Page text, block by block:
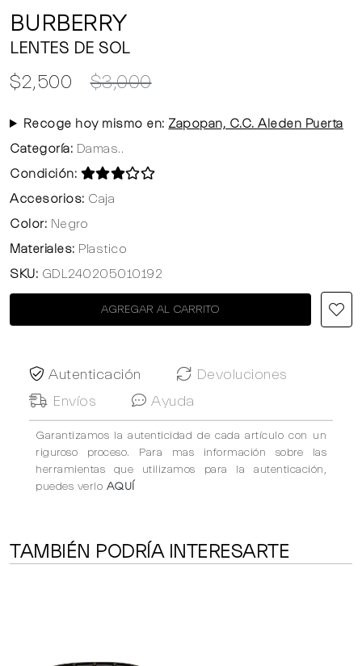
BURBERRY
LENTES DE SOL
$2,500 $3,000
Recoge hoy mismo en: Zapopan, C.C. Aleden Puerta
Categoría: Damas..
Condición:
Accesorios: Caja
Color: Negro
Materiales: Plastico
SKU: GDL240205010192
AGREGAR AL CARRITO
Autenticación
Devoluciones
Envíos
Ayuda
Garantizamos la autenticidad de cada artículo con un
riguroso proceso. Para mas información sobre las
herramientas que utilizamos para la autenticación,
puedes verlo AQUÍ
TAMBIÉN PODRÍA INTERESARTE